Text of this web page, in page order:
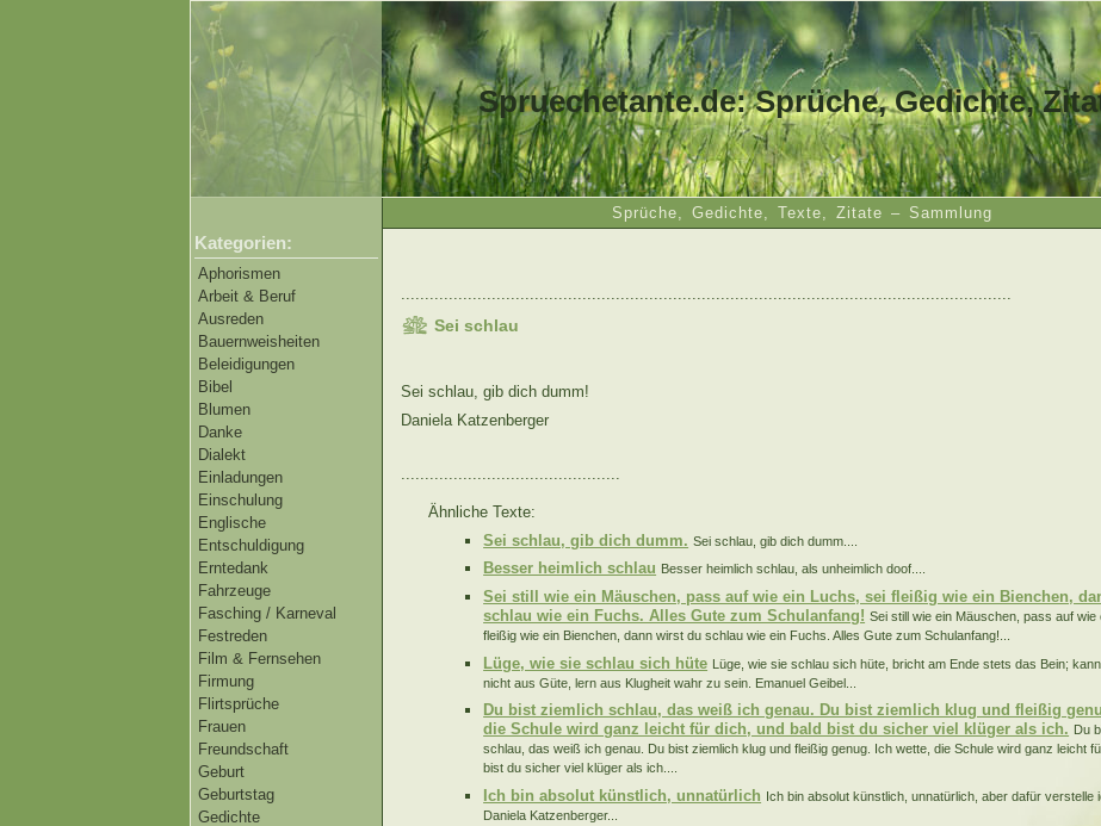
Spruechetante.de: Sprüche, Gedichte,
Sprüche, Gedichte, Texte, Zitate – Sammlung
Kategorien:
Aphorismen
Arbeit & Beruf
Ausreden
Bauernweisheiten
Beleidigungen
Bibel
Blumen
Danke
Dialekt
Einladungen
Einschulung
Englische
Entschuldigung
Erntedank
Fahrzeuge
Fasching / Karneval
Festreden
Film & Fernsehen
Firmung
Flirtsprüche
Frauen
Freundschaft
Geburt
Geburtstag
Gedichte
................................................................................................................................
Sei schlau
Sei schlau, gib dich dumm!
Daniela Katzenberger
Ähnliche Texte:
Sei schlau, gib dich dumm. Sei schlau, gib dich dumm....
Besser heimlich schlau Besser heimlich schlau, als unheimlich doof....
Sei still wie ein Mäuschen, pass auf wie ein Luchs, sei fleißig wie ein Bienchen,
schlau wie ein Fuchs. Alles Gute zum Schulanfang! Sei still wie ein Mäuschen, pass auf wie
fleißig wie ein Bienchen, dann wirst du schlau wie ein Fuchs. Alles Gute zum Schulanfang!...
Lüge, wie sie schlau sich hüte Lüge, wie sie schlau sich hüte, bricht am Ende stets das Bein;
nicht aus Güte, lern aus Klugheit wahr zu sein. Emanuel Geibel...
Du bist ziemlich schlau, das weiß ich genau. Du bist ziemlich klug und fleißig
die Schule wird ganz leicht für dich, und bald bist du sicher viel klüger als ich. Du
schlau, das weiß ich genau. Du bist ziemlich klug und fleißig genug. Ich wette, die Schule wird ganz leicht
bist du sicher viel klüger als ich....
Ich bin absolut künstlich, unnatürlich Ich bin absolut künstlich, unnatürlich, aber dafür verstelle
Daniela Katzenberger...